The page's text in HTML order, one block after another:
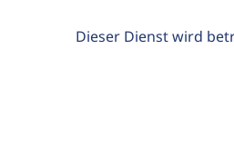
Dieser Dienst wird